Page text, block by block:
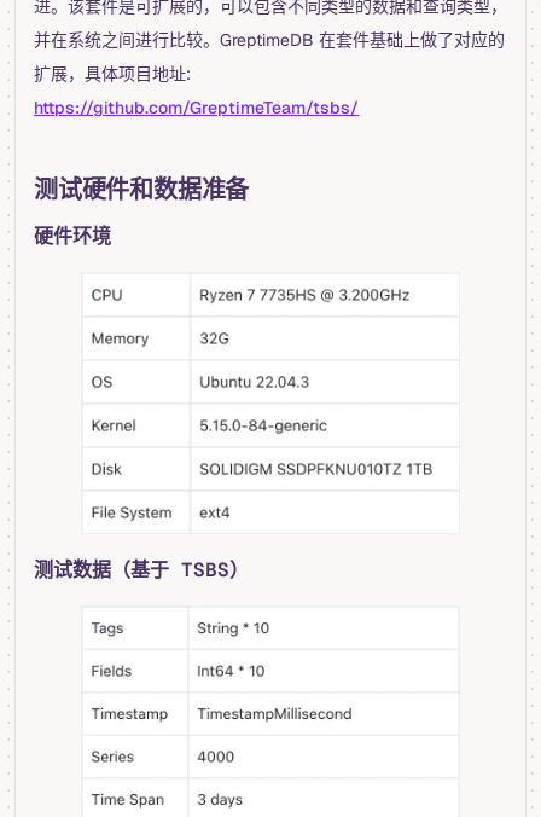
进。该套件是可扩展的，可以包含不同类型的数据和查询类型，
并在系统之间进行比较。GreptimeDB 在套件基础上做了对应的
扩展，具体项目地址:
https://github.com/GreptimeTeam/tsbs/
测试硬件和数据准备
硬件环境
测试数据（基于 TSBS）